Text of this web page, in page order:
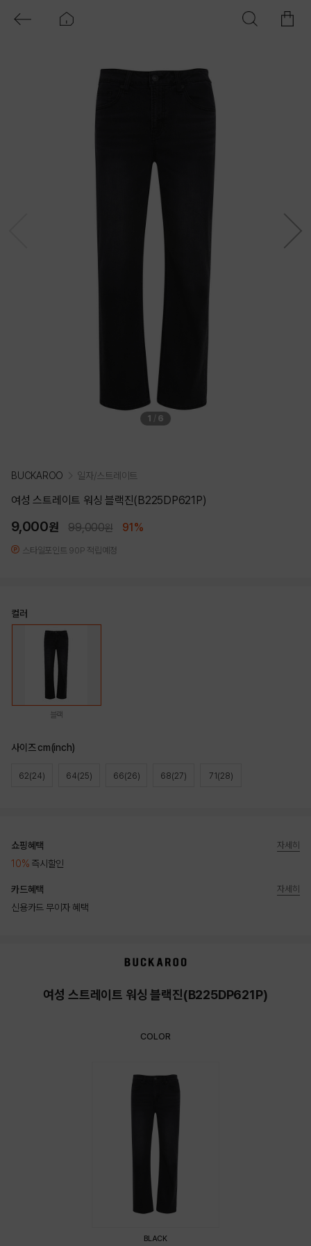
1 / 6
BUCKAROO 일자/스트레이트
여성 스트레이트 워싱 블랙진(B225DP621P)
9,000원 99,000원 91%
스타일포인트 90P 적립예정
컬러
블랙
사이즈 cm(inch)
62(24) 64(25) 66(26) 68(27) 71(28)
쇼핑혜택
10% 즉시할인
자세히
카드혜택
신용카드 무이자 혜택
자세히
여성 스트레이트 워싱 블랙진(B225DP621P)
COLOR
BLACK